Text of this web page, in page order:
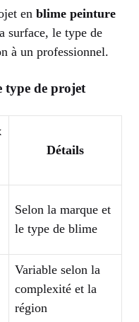
en blime peinture
surface, le type de
à un professionnel.
type de projet
Détails
Selon la marque et
le type de blime
Variable selon la
complexité et la
région